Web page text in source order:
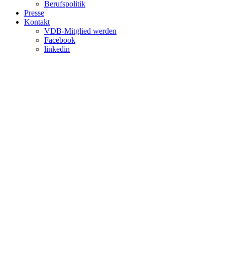
Berufspolitik
Presse
Kontakt
VDB-Mitglied werden
Facebook
linkedin